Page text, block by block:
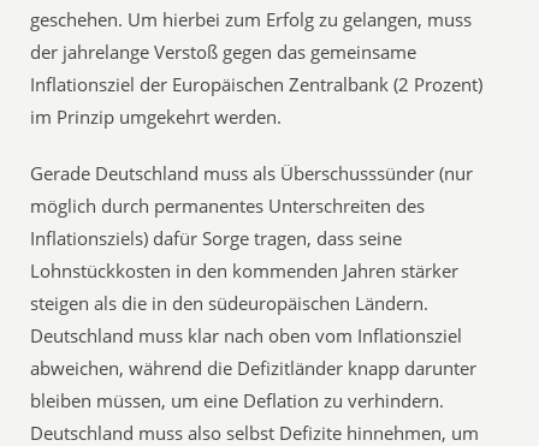
geschehen. Um hierbei zum Erfolg zu gelangen, muss
der jahrelange Verstoß gegen das gemeinsame
Inflationsziel der Europäischen Zentralbank (2 Prozent)
im Prinzip umgekehrt werden.
Gerade Deutschland muss als Überschusssünder (nur
möglich durch permanentes Unterschreiten des
Inflationsziels) dafür Sorge tragen, dass seine
Lohnstückkosten in den kommenden Jahren stärker
steigen als die in den südeuropäischen Ländern.
Deutschland muss klar nach oben vom Inflationsziel
abweichen, während die Defizitländer knapp darunter
bleiben müssen, um eine Deflation zu verhindern.
Deutschland muss also selbst Defizite hinnehmen, um